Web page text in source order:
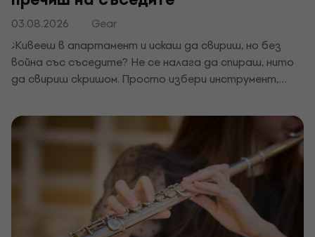
03.08.2026
Gear
Живееш в апартамент и искаш да свириш, но без
война със съседите? Не се налага да спираш, нито
да свириш скришом. Просто избери инструмент,
този, който вече имаш. Ще ти покажем топ тихите
инструменти за апартамент и няколко съвета,
благодарение на които никой няма да те чуе през